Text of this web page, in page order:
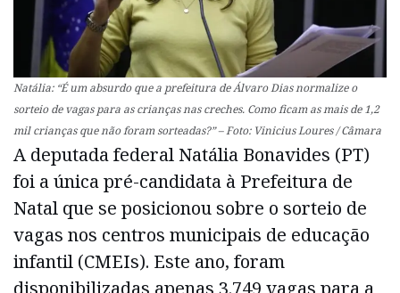
Natália: “É um absurdo que a prefeitura de Álvaro Dias normalize o
sorteio de vagas para as crianças nas creches. Como ficam as mais de 1,2
mil crianças que não foram sorteadas?” – Foto: Vinicius Loures / Câmara
A deputada federal Natália Bonavides (PT)
foi a única pré-candidata à Prefeitura de
Natal que se posicionou sobre o sorteio de
vagas nos centros municipais de educação
infantil (CMEIs). Este ano, foram
disponibilizadas apenas 3.749 vagas para a